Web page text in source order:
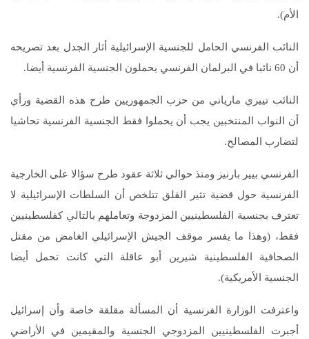
الأم).
النائب الفرنسي الحامل للجنسية الإسرائيلية أثار الجدل بعد تصريحه
أن 60 نائبا في البرلمان الفرنسي يحملون الجنسية الفرنسية أيضا.
النائب تييري مارياني من حزب الجمهوريين طرح هذه القضية ورأي
أن النواب المنتخبين يجب أن يحملوا فقط الجنسية الفرنسية تحاشيا
لتضارب المصالح.
الفرنسي بيير بارنيز ومنذ حوالي ثلاثة عقود طرح سؤالا على الخارجية
الفرنسية حول قضية تثير القلق تتلخص أن السلطات الإسرائيلية لا
تعترف بجنسية الفلسطينيين المزدوجة وتعاملهم بالتالي كفلسطينيين
فقط، (وهذا ما يفسر موقف الجيش الإسرائيلي الغامض من مقتل
الصحافية الفلسطينية شيرين أبو عاقلة التي كانت تحمل أيضا
الجنسية الأمريكية).
واعترفت الوزارة الفرنسية أن المسألة مقلقة خاصة وأن إسرائيل
أجبرت الفلسطينيين المزدوجي الجنسية والمقيمين في الأراضي